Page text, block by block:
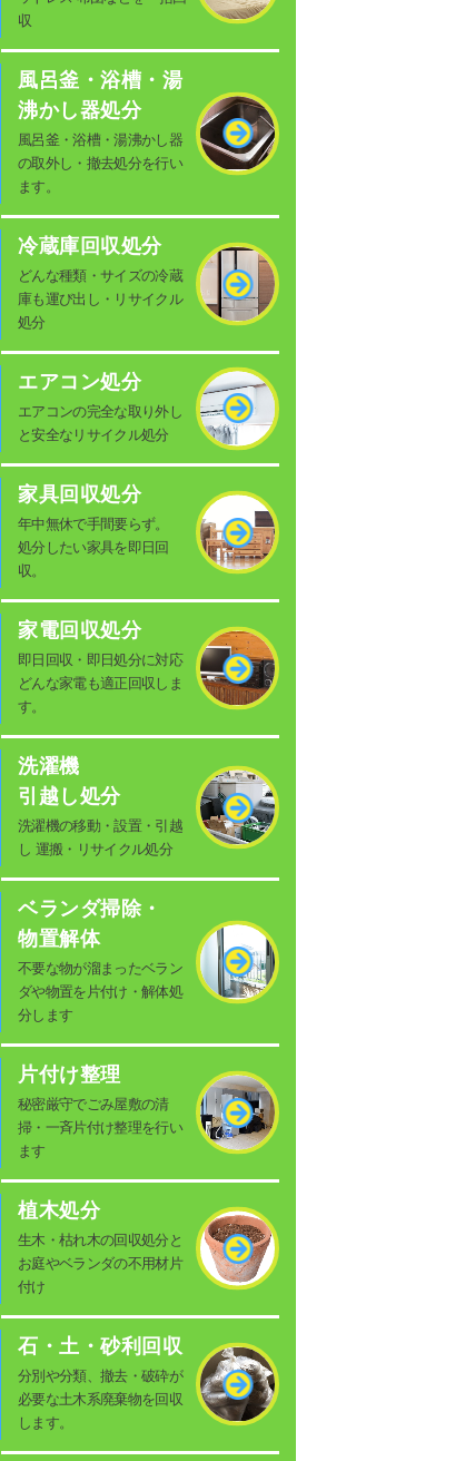
収
風呂釜・浴槽・湯
沸かし器処分
風呂釜・浴槽・湯沸かし器
の取外し・撤去処分を行い
ます。
冷蔵庫回収処分
どんな種類・サイズの冷蔵
庫も運び出し・リサイクル
処分
エアコン処分
エアコンの完全な取り外し
と安全なリサイクル処分
家具回収処分
年中無休で手間要らず。
処分したい家具を即日回
収。
家電回収処分
即日回収・即日処分に対応
どんな家電も適正回収しま
す。
洗濯機
引越し処分
洗濯機の移動・設置・引越
し 運搬・リサイクル処分
ベランダ掃除・
物置解体
不要な物が溜まったベラン
ダや物置を片付け・解体処
分します
片付け整理
秘密厳守でごみ屋敷の清
掃・一斉片付け整理を行い
ます
植木処分
生木・枯れ木の回収処分と
お庭やベランダの不用材片
付け
石・土・砂利回収
分別や分類、撤去・破砕が
必要な土木系廃棄物を回収
します。